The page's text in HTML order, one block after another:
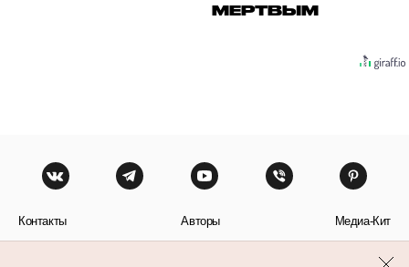
МЕРТВЫМ
Контакты Авторы Медиа-Кит